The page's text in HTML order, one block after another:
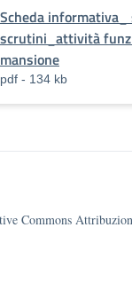
Scheda informativa_
scrutini_attività
mansione
pdf - 134 kb
Commons